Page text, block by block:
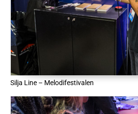
Silja Line – Melodifestivalen